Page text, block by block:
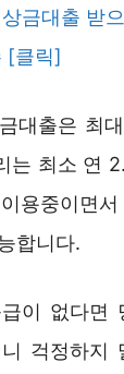
금대출 받
[클릭]
대출은 최
는 최소 연
용중이면
합니다.
이 없다면
걱정하지